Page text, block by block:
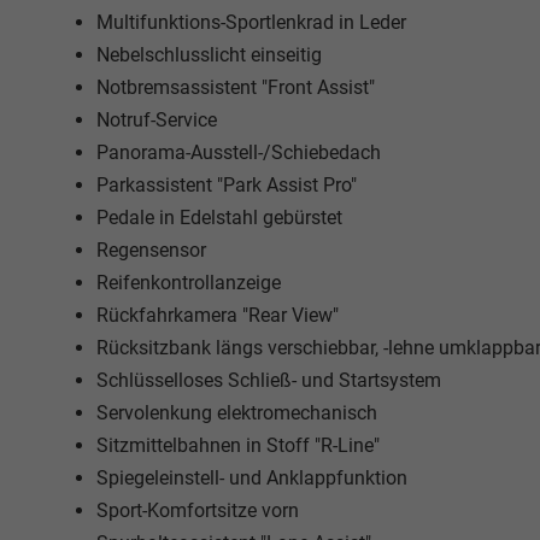
Multifunktions-Sportlenkrad in Leder
Nebelschlusslicht einseitig
Notbremsassistent "Front Assist"
Notruf-Service
Panorama-Ausstell-/Schiebedach
Parkassistent "Park Assist Pro"
Pedale in Edelstahl gebürstet
Regensensor
Reifenkontrollanzeige
Rückfahrkamera "Rear View"
Rücksitzbank längs verschiebbar, -lehne umklappbar
Schlüsselloses Schließ- und Startsystem
Servolenkung elektromechanisch
Sitzmittelbahnen in Stoff "R-Line"
Spiegeleinstell- und Anklappfunktion
Sport-Komfortsitze vorn